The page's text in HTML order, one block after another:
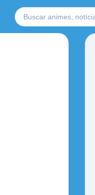
Buscar no site